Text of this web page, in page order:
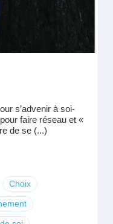
s’advenir à soi-
faire réseau et «
de se (...)
Choix